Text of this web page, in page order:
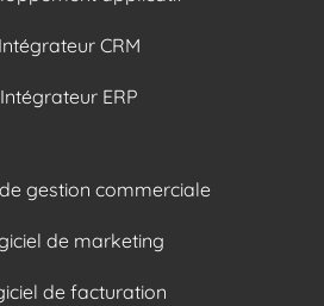
Intégrateur CRM
Intégrateur ERP
gestion commerciale
de marketing
de facturation